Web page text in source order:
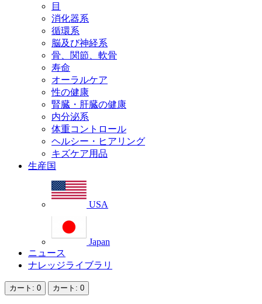
目
消化器系
循環系
脳及び神経系
骨、関節、軟骨
寿命
オーラルケア
性の健康
腎臓・肝臓の健康
内分泌系
体重コントロール
ヘルシー・ヒアリング
キズケア用品
生産国
USA
Japan
ニュース
ナレッジライブラリ
カート : 0 カート : 0